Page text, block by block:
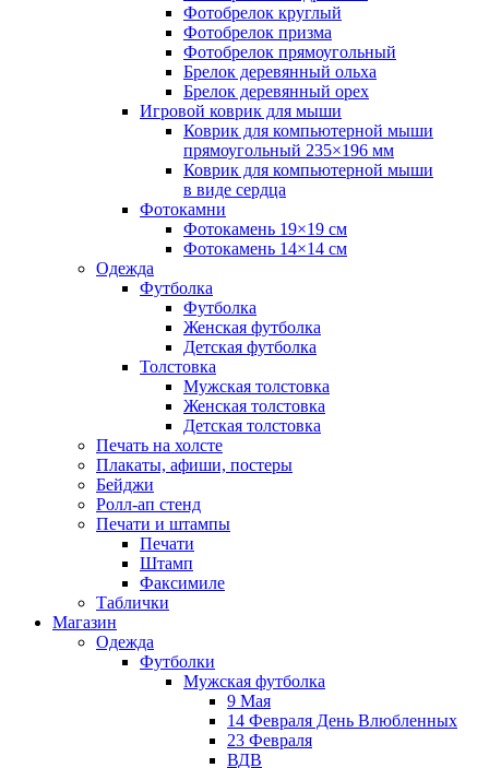
Фотобрелок круглый
Фотобрелок призма
Фотобрелок прямоугольный
Брелок деревянный ольха
Брелок деревянный орех
Игровой коврик для мыши
Коврик для компьютерной мыши
прямоугольный 235×196 мм
Коврик для компьютерной мыши
в виде сердца
Фотокамни
Фотокамень 19×19 см
Фотокамень 14×14 см
Одежда
Футболка
Футболка
Женская футболка
Детская футболка
Толстовка
Мужская толстовка
Женская толстовка
Детская толстовка
Печать на холсте
Плакаты, афиши, постеры
Бейджи
Ролл-ап стенд
Печати и штампы
Печати
Штамп
Факсимиле
Таблички
Магазин
Одежда
Футболки
Мужская футболка
9 Мая
14 Февраля День Влюбленных
23 Февраля
ВДВ